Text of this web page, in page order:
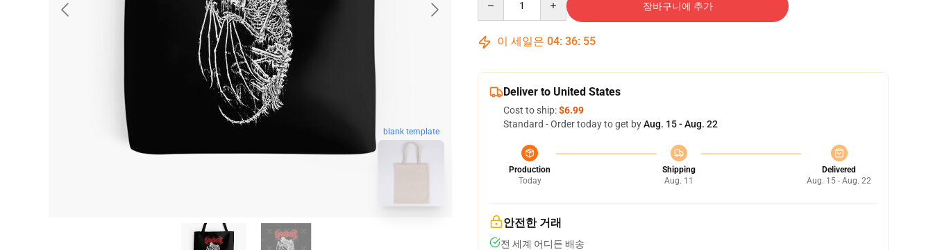
blank template
장바구니에 추가
이 세일은 04: 36: 54
Deliver to United States
Cost to ship:$6.99
Standard - Order today to get byAug. 15 - Aug. 22
Production
Today
Shipping
Aug. 11
Delivered
Aug. 15 - Aug. 22
안전한 거래
전 세계 어디든 배송